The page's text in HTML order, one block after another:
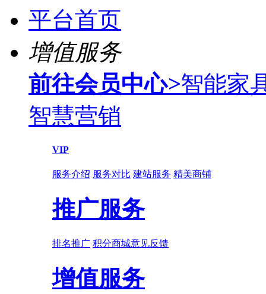
平台首页
增值服务
前往会员中心>智能家
智慧营销
VIP
服务介绍 服务对比 建站服务 精美商铺
推广服务
排名推广 积分商城意见反馈
增值服务